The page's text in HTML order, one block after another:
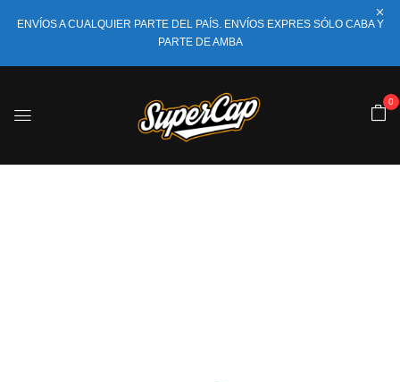
ENVÍOS A CUALQUIER PARTE DEL PAÍS. ENVÍOS EXPRES SÓLO CABA Y
PARTE DE AMBA
0